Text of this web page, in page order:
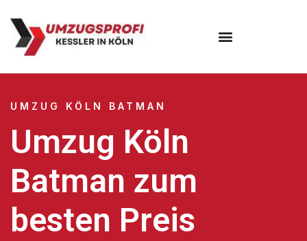
UMZUG KÖLN BATMAN
Umzug Köln
Batman zum
besten Preis